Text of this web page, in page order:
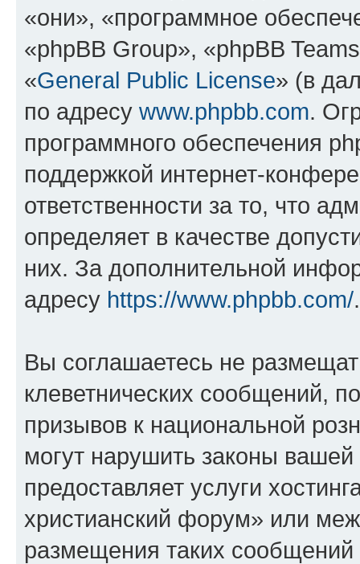
«они», «программное
«phpBB Group», «phpBB
«General Public License» (в
по адресу www.phpbb.com.
программного обеспечения
поддержкой интернет-
ответственности за то, что
определяет в качестве
них. За дополнительной
адресу https://www.phpbb.com/.
Вы соглашаетесь не
клеветнических сообщений,
призывов к национальной
могут нарушить законы
предоставляет услуги
христианский форум» или
размещения таких